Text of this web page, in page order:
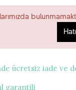
ücretsiz iade ve
garantili